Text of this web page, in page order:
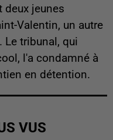
deux jeunes
Valentin, un autre
Le tribunal, qui
l'a condamné à
en détention.
VUS